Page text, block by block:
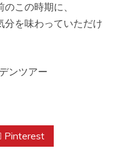
この時期に、
分を味わっていただけ
ンツアー
Pinterest